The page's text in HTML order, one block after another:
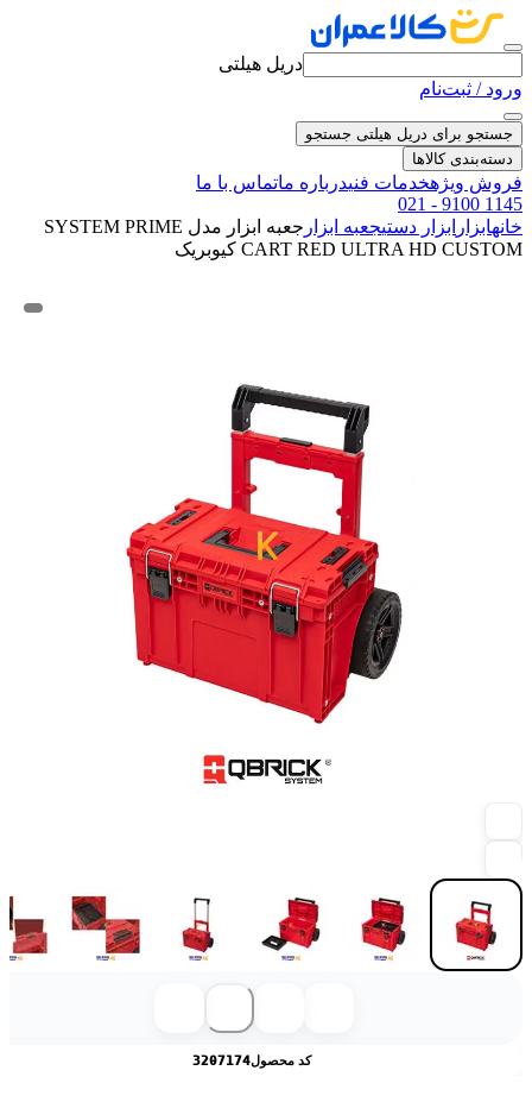
دریل هیلتی
ورود / ثبت‌نام
جستجو برای دریل هیلتی جستجو
دسته‌بندی کالاها
فروش ویژهخدمات فنیدرباره ماتماس با ما
021 - 9100 1145
خانهابزار ابزار دستیجعبه ابزار
جعبه ابزار مدل SYSTEM PRIME
CART RED ULTRA HD CUSTOM کیوبریک
کد محصول3207174